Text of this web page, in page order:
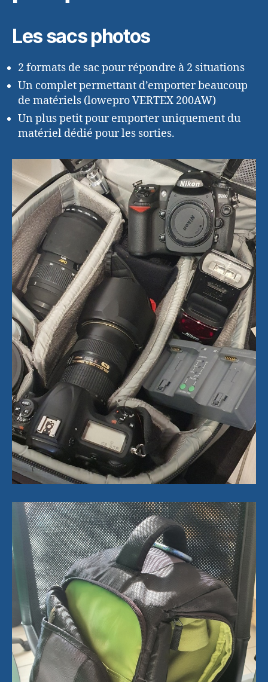
Les sacs photos
2 formats de sac pour répondre à 2 situations
Un complet permettant d’emporter beaucoup
de matériels (lowepro VERTEX 200AW)
Un plus petit pour emporter uniquement du
matériel dédié pour les sorties.